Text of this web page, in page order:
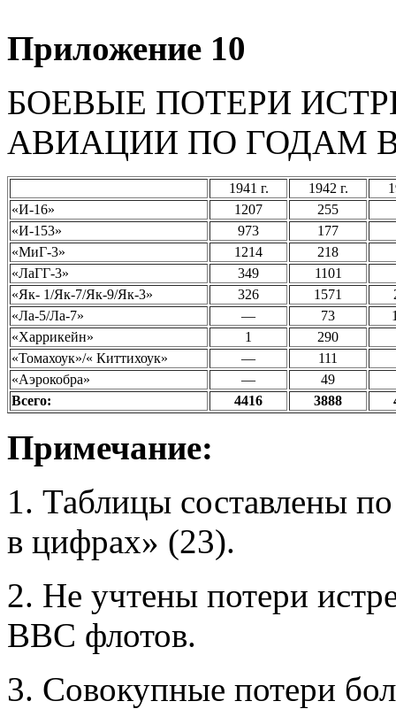
Приложение 10
БОЕВЫЕ ПОТЕРИ
АВИАЦИИ ПО ГОДАМ
1941 г. 1942 г.
«И-16»
1207
255
«И-153»
973
177
«МиГ-3»
1214
218
«ЛаГГ-3»
349
1101
«Як- 1/Як-7/Як-9/Як-3»
326 1571
«Ла-5/Ла-7»
— 73
«Харрикейн»
1
290
«Томахоук»/« Киттихоук»
—
111
«Аэрокобра»
—
49
Всего:
4416 3888
Примечание:
1. Таблицы составлены
в цифрах» (23).
2. Не учтены потери
ВВС флотов.
3. Совокупные потери